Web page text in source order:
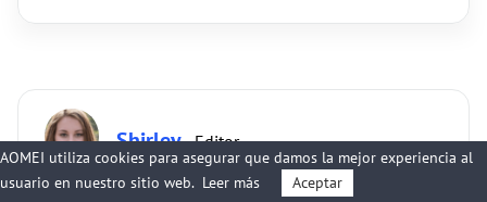
Shirley· Editor
AOMEI utiliza cookies para asegurar que damos la mejor experiencia al
usuario en nuestro sitio web. Leer más Aceptar